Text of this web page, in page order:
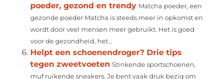
poeder, gezond en trendy Matcha poeder, een
gezonde poeder Matcha is steeds meer in opkomst en
wordt door veel mensen meer gebruikt. Het is goed
voor de gezondheid, het...
Helpt een schoenendroger? Drie tips
tegen zweetvoeten Stinkende sportschoenen,
muf ruikende sneakers. Je bent vaak druk bezig om